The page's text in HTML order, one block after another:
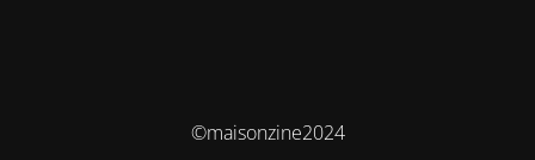
©maisonzine2024